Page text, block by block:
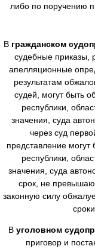
либо по поручению
В гражданском
судебные приказы,
апелляционные
результатам
судей, могут быть
республики,
значения, суда
через суд
представление
республики,
значения, суда
срок, не
законную силу
В уголовном
приговор и